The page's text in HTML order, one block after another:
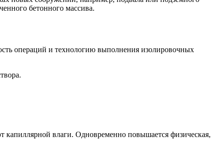
бетонного массива.
операций и технологию выполнения изолировочных
влаги. Одновременно повышается физическая,